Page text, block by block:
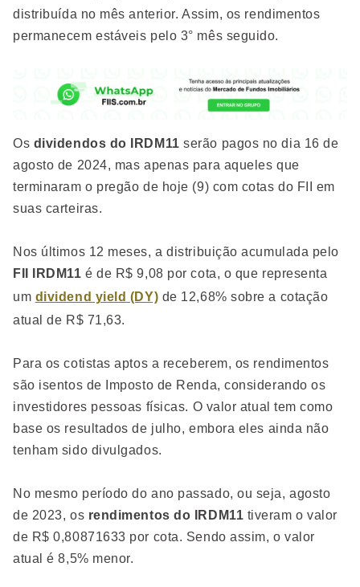
distribuída no mês anterior. Assim, os rendimentos
permanecem estáveis pelo 3° mês seguido.
Os dividendos do IRDM11 serão pagos no dia 16 de
agosto de 2024, mas apenas para aqueles que
terminaram o pregão de hoje (9) com cotas do FII em
suas carteiras.
Nos últimos 12 meses, a distribuição acumulada pelo
FII IRDM11 é de R$ 9,08 por cota, o que representa
um dividend yield (DY) de 12,68% sobre a cotação
atual de R$ 71,63.
Para os cotistas aptos a receberem, os rendimentos
são isentos de Imposto de Renda, considerando os
investidores pessoas físicas. O valor atual tem como
base os resultados de julho, embora eles ainda não
tenham sido divulgados.
No mesmo período do ano passado, ou seja, agosto
de 2023, os rendimentos do IRDM11 tiveram o valor
de R$ 0,80871633 por cota. Sendo assim, o valor
atual é 8,5% menor.